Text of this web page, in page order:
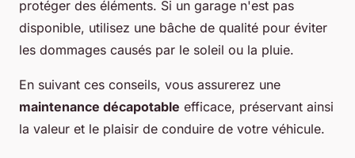
protéger des éléments. Si un garage n'est pas
disponible, utilisez une bâche de qualité pour éviter
les dommages causés par le soleil ou la pluie.
En suivant ces conseils, vous assurerez une
maintenance décapotable efficace, préservant ainsi
la valeur et le plaisir de conduire de votre véhicule.